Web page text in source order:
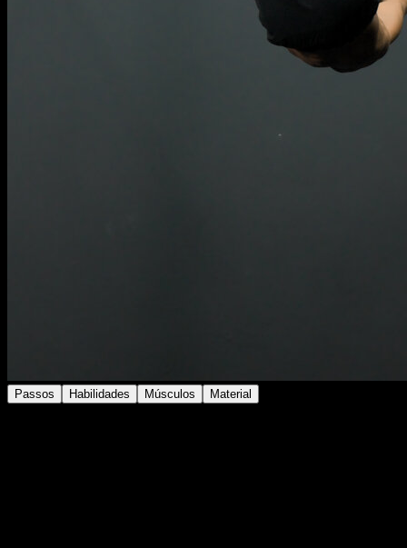
Passos Habilidades Músculos Material